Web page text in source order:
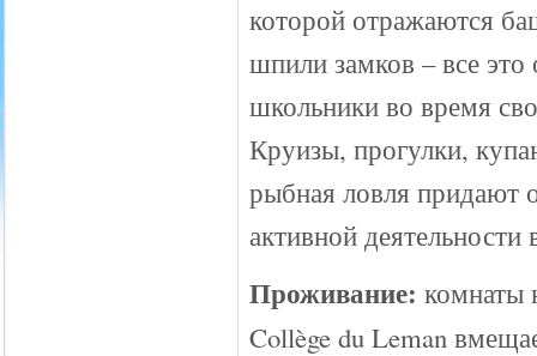
которой отражаются
шпили замков – все это
школьники во время
Круизы, прогулки,
рыбная ловля придают
активной
Проживание: комнаты
Collège du Leman